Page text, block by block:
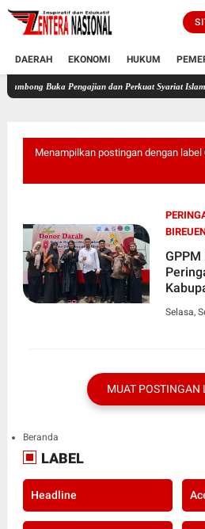
DAERAH EKONOMI HUKUM
Pengajian dan Perkuat Syariat Islam HUT
Menampilkan postingan dengan label
Selasa,
MUAT POSTINGAN
Beranda
LABEL
Headline